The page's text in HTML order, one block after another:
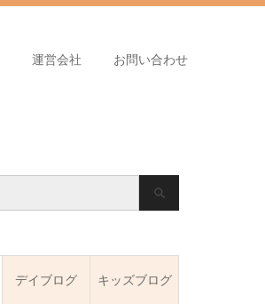
運営会社 お問い合わせ
デイブログ キッズブログ